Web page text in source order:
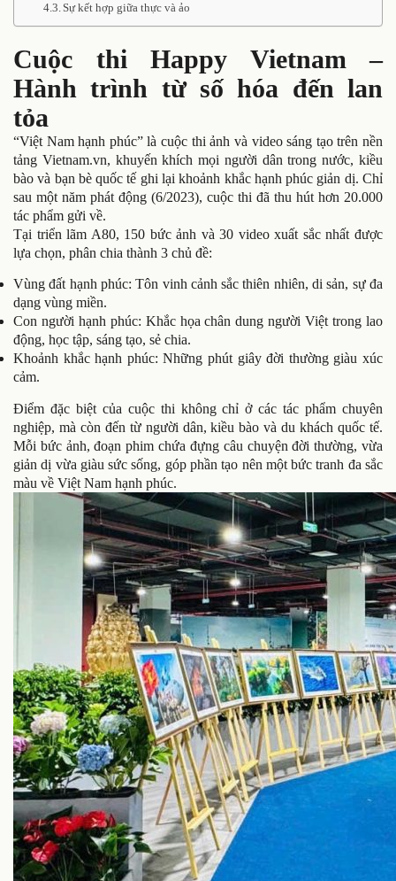
Sự kết hợp giữa thực và ảo
Cuộc thi Happy Vietnam –
Hành trình từ số hóa đến lan
tỏa
“Việt Nam hạnh phúc” là cuộc thi ảnh và video sáng tạo trên nền
tảng Vietnam.vn, khuyến khích mọi người dân trong nước, kiều
bào và bạn bè quốc tế ghi lại khoảnh khắc hạnh phúc giản dị. Chỉ
sau một năm phát động (6/2023), cuộc thi đã thu hút hơn 20.000
tác phẩm gửi về.
Tại triển lãm A80, 150 bức ảnh và 30 video xuất sắc nhất được
lựa chọn, phân chia thành 3 chủ đề:
Vùng đất hạnh phúc: Tôn vinh cảnh sắc thiên nhiên, di sản, sự đa
dạng vùng miền.
Con người hạnh phúc: Khắc họa chân dung người Việt trong lao
động, học tập, sáng tạo, sẻ chia.
Khoảnh khắc hạnh phúc: Những phút giây đời thường giàu xúc
cảm.
Điểm đặc biệt của cuộc thi không chỉ ở các tác phẩm chuyên
nghiệp, mà còn đến từ người dân, kiều bào và du khách quốc tế.
Mỗi bức ảnh, đoạn phim chứa đựng câu chuyện đời thường, vừa
giản dị vừa giàu sức sống, góp phần tạo nên một bức tranh đa sắc
màu về Việt Nam hạnh phúc.